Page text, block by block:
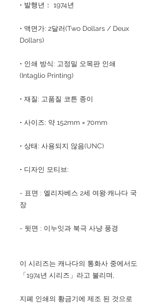
• 발행년： 1974년
• 액면가: 2달러(Two Dollars / Deux
Dollars)
• 인쇄 방식: 고정밀 오목판 인쇄
(Intaglio Printing)
• 재질: 고품질 코튼 종이
• 사이즈: 약 152mm × 70mm
• 상태: 사용되지 않음(UNC)
• 디자인 모티브:
- 표면 : 엘리자베스 2세 여왕·캐나다 국
장
- 뒷면 : 이누잇과 북극 사냥 풍경
이 시리즈는 캐나다의 통화사 중에서도
「1974년 시리즈」라고 불리며,
지폐 인쇄의 황금기에 제조 된 것으로